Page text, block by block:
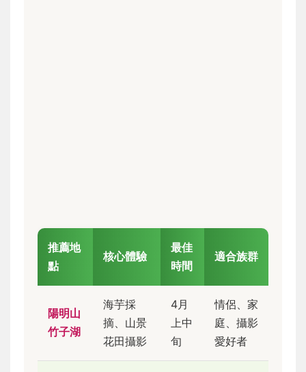
推薦地
點
核心體驗
最佳
時間
適合族群
陽明山
竹子湖
海芋採
摘、山景
花田攝影
4月
上中
旬
情侶、家
庭、攝影
愛好者